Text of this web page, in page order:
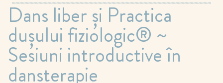
Dans liber şi Practica
duşului fiziologic® ~
Sesiuni introductive în
dansterapie